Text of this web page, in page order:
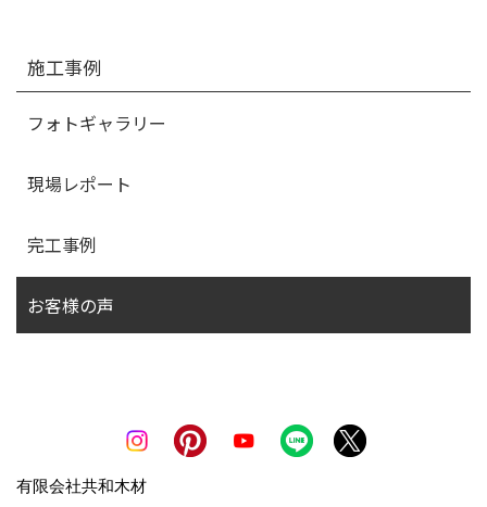
施工事例
フォトギャラリー
現場レポート
完工事例
お客様の声
有限会社共和木材